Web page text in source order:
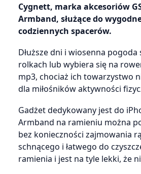
Cygnett, marka akcesoriów
Armband, służące do
codziennych spacerów.
Dłuższe dni i wiosenna
rolkach lub wybiera się na
mp3, chociaż ich towarzystwo
dla miłośników aktywności
Gadżet dedykowany jest do
Armband na ramieniu można
bez konieczności zajmowania
schnącego i łatwego do
ramienia i jest na tyle lekki, że